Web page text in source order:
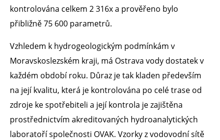
kontrolována celkem 2 316x a prověřeno bylo
přibližně 75 600 parametrů.
Vzhledem k hydrogeologickým podmínkám v
Moravskoslezském kraji, má Ostrava vody dostatek v
každém období roku. Důraz je tak kladen především
na její kvalitu, která je kontrolována po celé trase od
zdroje ke spotřebiteli a její kontrola je zajištěna
prostřednictvím akreditovaných hydroanalytických
laboratoří společnosti OVAK. Vzorky z vodovodní sítě